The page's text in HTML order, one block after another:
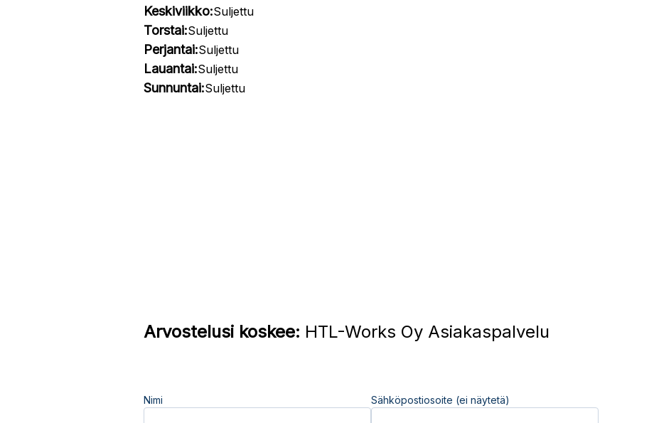
Keskiviikko:Suljettu
Torstai:Suljettu
Perjantai:Suljettu
Lauantai:Suljettu
Sunnuntai:Suljettu
Arvostelusi koskee: HTL-Works Oy Asiakaspalvelu
Nimi Sähköpostiosoite (ei näytetä)